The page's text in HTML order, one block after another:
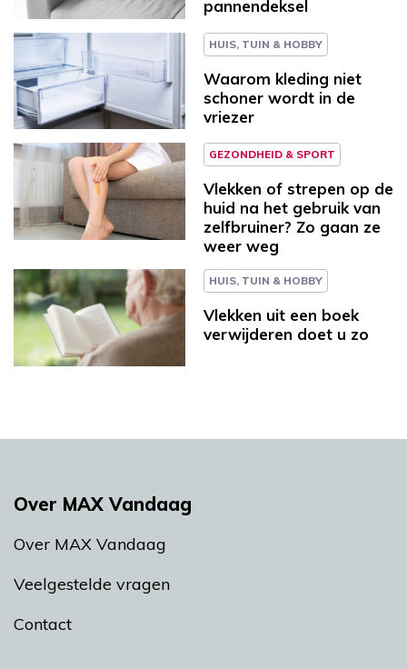
pannendeksel
HUIS, TUIN & HOBBY
Waarom kleding niet
schoner wordt in de
vriezer
GEZONDHEID & SPORT
Vlekken of strepen op de
huid na het gebruik van
zelfbruiner? Zo gaan ze
weer weg
HUIS, TUIN & HOBBY
Vlekken uit een boek
verwijderen doet u zo
Over MAX Vandaag
Over MAX Vandaag
Veelgestelde vragen
Contact